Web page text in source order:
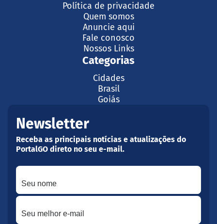
Política de privacidade
Quem somos
Anuncie aqui
Fale conosco
Nossos Links
Categorias
Cidades
Brasil
Goiás
Newsletter
Receba as principais notícias e atualizações do
PortalGO direto no seu e-mail.
Seu nome
Seu melhor e-mail